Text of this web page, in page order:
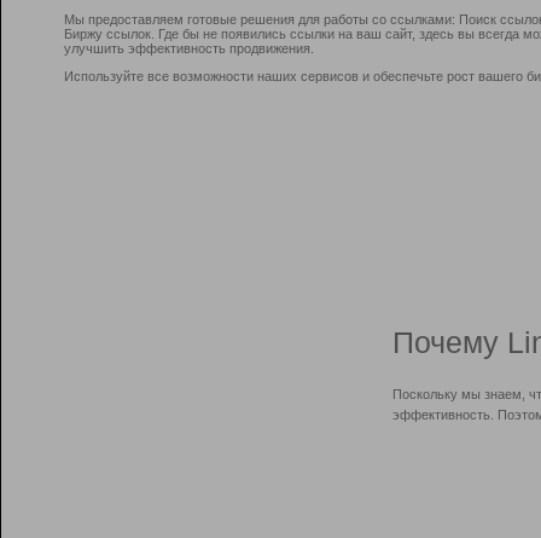
Мы предоставляем готовые решения для работы со ссылками: Поиск
Биржу ссылок. Где бы не появились ссылки на ваш сайт, здесь вы всегда
улучшить эффективность продвижения.
Используйте все возможности наших сервисов и обеспечьте рост вашего
Почему
Поскольку мы знаем,
эффективность.